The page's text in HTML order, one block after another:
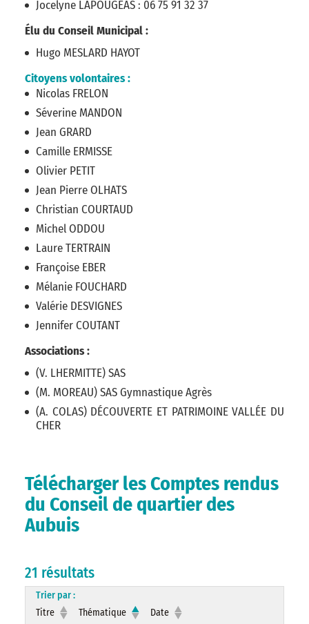
Jocelyne LAPOUGEAS : 06 75 91 32 37
Élu du Conseil Municipal :
Hugo MESLARD HAYOT
Citoyens volontaires :
Nicolas FRELON
Séverine MANDON
Jean GRARD
Camille ERMISSE
Olivier PETIT
Jean Pierre OLHATS
Christian COURTAUD
Michel ODDOU
Laure TERTRAIN
Françoise EBER
Mélanie FOUCHARD
Valérie DESVIGNES
Jennifer COUTANT
Associations :
(V. LHERMITTE) SAS
(M. MOREAU) SAS Gymnastique Agrès
(A. COLAS) DÉCOUVERTE ET PATRIMOINE VALLÉE DU
CHER
Télécharger les Comptes rendus
du Conseil de quartier des
Aubuis
21 résultats
Trier par :
Titre
Thématique Date